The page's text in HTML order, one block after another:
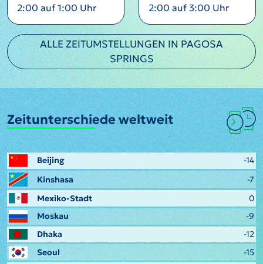
2:00 auf 1:00 Uhr
2:00 auf 3:00 Uhr
ALLE ZEITUMSTELLUNGEN IN PAGOSA
SPRINGS
Zeitunterschiede weltweit
Beijing
-14
Kinshasa
-7
Mexiko-Stadt
0
Moskau
-9
Dhaka
-12
Seoul
-15